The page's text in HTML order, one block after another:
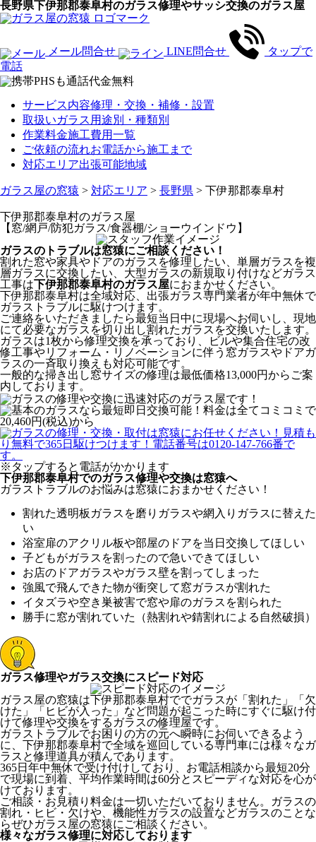
長野県下伊那郡泰阜村のガラス修理やサッシ交換のガラス屋
メール問合せ LINE問合せ
タップで
電話
サービス内容修理・交換・補修・設置
取扱いガラス 用途別・種類別
作業料金施工費用一覧
ご依頼の流れお電話から施工まで
対応エリア出張可能地域
ガラス屋の窓猿 > 対応エリア > 長野県 > 下伊那郡泰阜村
下伊那郡泰阜村のガラス屋
【窓/網戸/防犯ガラス/食器棚/ショーウインドウ】
ガラスのトラブルは窓猿にご相談ください！
割れた窓や家具やドアのガラスを修理したい、単層ガラスを複
層ガラスに交換したい、大型ガラスの新規取り付けなどガラス
工事は下伊那郡泰阜村のガラス屋におまかせください。
下伊那郡泰阜村は全域対応、出張ガラス専門業者が年中無休で
ガラストラブルに駆けつけます。
ご連絡をいただきましたら最短当日中に現場へお伺いし、現地
にて必要なガラスを切り出し割れたガラスを交換いたします。
ガラスは1枚から修理交換を承っており、ビルや集合住宅の改
修工事やリフォーム・リノベーションに伴う窓ガラスやドアガ
ラスの一斉取り換えも対応可能です。
一般的な掃き出し窓サイズの修理は最低価格13,000円からご案
内しております。
※タップすると電話がかかります
下伊那郡泰阜村でのガラス修理や交換は窓猿へ
ガラストラブルのお悩みは窓猿におまかせください！
割れた透明板ガラスを磨りガラスや網入りガラスに替えた
い
浴室扉のアクリル板や部屋のドアを当日交換してほしい
子どもがガラスを割ったので急いできてほしい
お店のドアガラスやガラス壁を割ってしまった
強風で飛んできた物が衝突して窓ガラスが割れた
イタズラや空き巣被害で窓や扉のガラスを割られた
勝手に窓が割れていた（熱割れや錆割れによる自然破損）
ガラス修理やガラス交換にスピード対応
ガラス屋の窓猿は下伊那郡泰阜村ででガラスが「割れた」「欠
けた」「ヒビが入った」など問題が起こった時にすぐに駆け付
けて修理や交換をするガラスの修理屋です。
ガラストラブルでお困りの方の元へ瞬時にお伺いできるよう
に、下伊那郡泰阜村で全域を巡回している専門車には様々なガ
ラスと修理道具が積んであります。
365日年中無休で受け付けしており、お電話相談から最短20分
で現場に到着、平均作業時間は60分とスピーディな対応を心が
けております。
ご相談・お見積り料金は一切いただいておりません。ガラスの
割れ・ヒビ・欠けや、機能性ガラスの設置などガラスのことな
らぜひガラス屋の窓猿にご相談ください。
様々なガラス修理に対応しております